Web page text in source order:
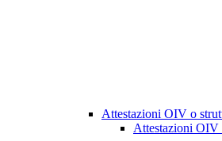
Attestazioni OIV o
Attestazioni OIV